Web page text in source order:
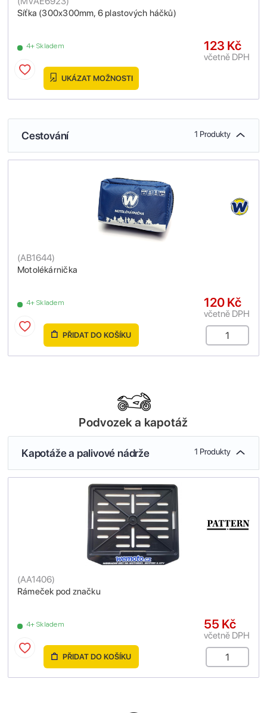
Síťka (300x300mm, 6 plastových háčků)
4+ Skladem 123 Kč
včetně DPH
UKÁZAT MOŽNOSTI
Cestování 1 Produkty
Motolékárnička
(AB1644)
4+ Skladem 120 Kč
včetně DPH
PŘIDAT DO KOŠÍKU
Podvozek a kapotáž
Kapotáže a palivové nádrže 1 Produkty
Rámeček pod značku
(AA1406)
4+ Skladem 55 Kč
včetně DPH
PŘIDAT DO KOŠÍKU